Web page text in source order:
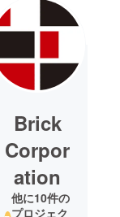
Brick
Corpor
ation
他に10件の
プロジェク